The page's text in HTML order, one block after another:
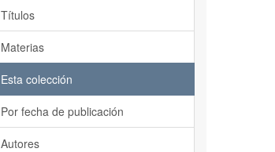
Títulos
Materias
Esta colección
Por fecha de publicación
Autores